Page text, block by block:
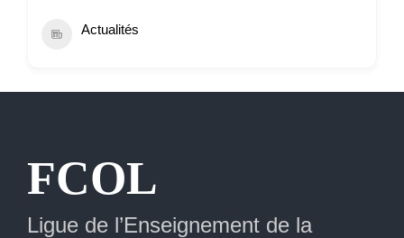
Actualités
FCOL
Ligue de l’Enseignement de la